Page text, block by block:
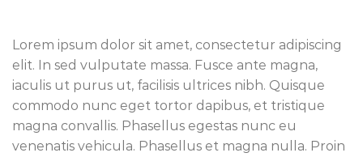
Lorem ipsum dolor sit amet, consectetur adipiscing
elit. In sed vulputate massa. Fusce ante magna,
iaculis ut purus ut, facilisis ultrices nibh. Quisque
commodo nunc eget tortor dapibus, et tristique
magna convallis. Phasellus egestas nunc eu
venenatis vehicula. Phasellus et magna nulla. Proin